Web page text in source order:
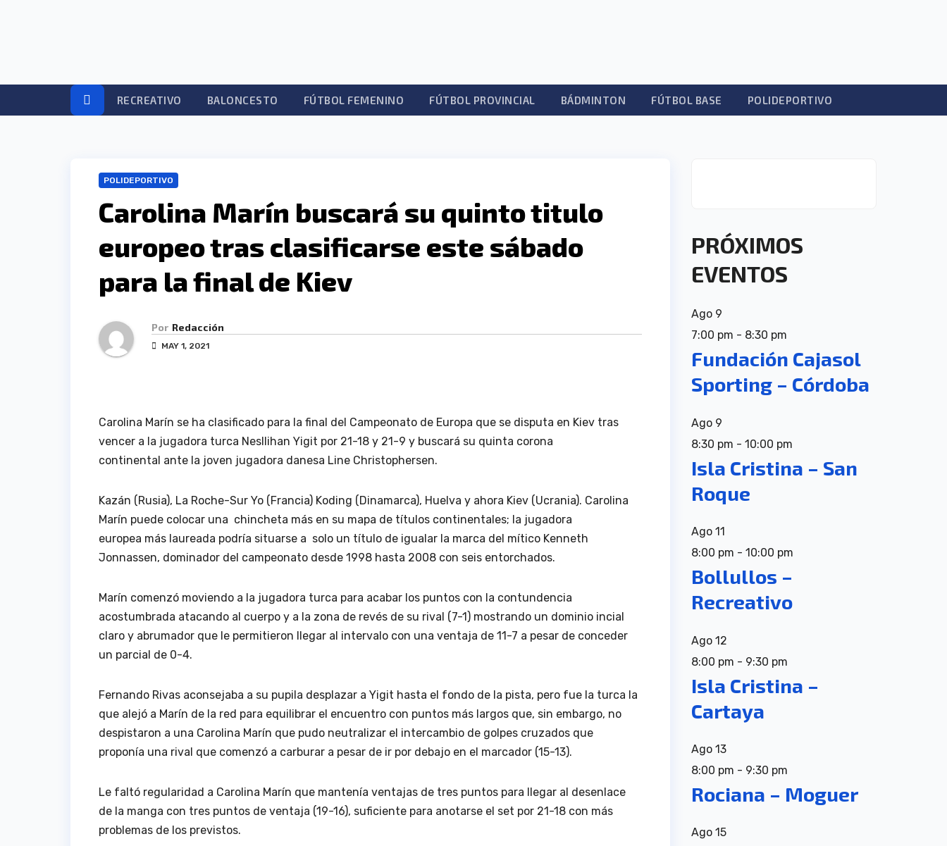
RECREATIVO BALONCESTO FÚTBOL FEMENINO FÚTBOL PROVINCIAL BÁDMINTON FÚTBOL BASE POLIDEPORTIVO
POLIDEPORTIVO
Carolina Marín buscará su quinto titulo
europeo tras clasificarse este sábado
para la final de Kiev
Por Redacción
MAY 1, 2021
Carolina Marín se ha clasificado para la final del Campeonato de Europa que se disputa en Kiev tras
vencer a la jugadora turca Nesllihan Yigit por 21-18 y 21-9 y buscará su quinta corona
continental ante la joven jugadora danesa Line Christophersen.
Kazán (Rusia), La Roche-Sur Yo (Francia) Koding (Dinamarca), Huelva y ahora Kiev (Ucrania). Carolina
Marín puede colocar una chincheta más en su mapa de títulos continentales; la jugadora
europea más laureada podría situarse a solo un título de igualar la marca del mítico Kenneth
Jonnassen, dominador del campeonato desde 1998 hasta 2008 con seis entorchados.
Marín comenzó moviendo a la jugadora turca para acabar los puntos con la contundencia
acostumbrada atacando al cuerpo y a la zona de revés de su rival (7-1) mostrando un dominio incial
claro y abrumador que le permitieron llegar al intervalo con una ventaja de 11-7 a pesar de conceder
un parcial de 0-4.
Fernando Rivas aconsejaba a su pupila desplazar a Yigit hasta el fondo de la pista, pero fue la turca la
que alejó a Marín de la red para equilibrar el encuentro con puntos más largos que, sin embargo, no
despistaron a una Carolina Marín que pudo neutralizar el intercambio de golpes cruzados que
proponía una rival que comenzó a carburar a pesar de ir por debajo en el marcador (15-13).
Le faltó regularidad a Carolina Marín que mantenía ventajas de tres puntos para llegar al desenlace
de la manga con tres puntos de ventaja (19-16), suficiente para anotarse el set por 21-18 con más
problemas de los previstos.
PRÓXIMOS
EVENTOS
Ago 9
7:00 pm - 8:30 pm
Fundación Cajasol
Sporting – Córdoba
Ago 9
8:30 pm - 10:00 pm
Isla Cristina – San
Roque
Ago 11
8:00 pm - 10:00 pm
Bollullos –
Recreativo
Ago 12
8:00 pm - 9:30 pm
Isla Cristina –
Cartaya
Ago 13
8:00 pm - 9:30 pm
Rociana – Moguer
Ago 15